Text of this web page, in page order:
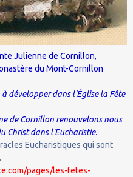
Julienne de Cornillon,
du Mont-Cornillon
développer dans l'Église la Fête
de Cornillon renouvelons nous
Christ dans l'Eucharistie.
Eucharistiques qui sont
pages/les-fetes-